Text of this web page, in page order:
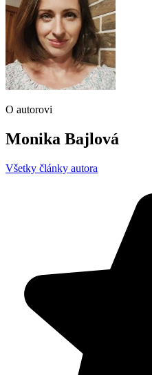
O autorovi
Monika Bajlová
Všetky články autora